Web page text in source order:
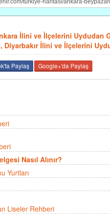
İlini ve İlçelerini Uydudan
Diyarbakır İlini ve İlçelerini
Paylaş Google+'da Paylaş
Nasıl Alınır?
Yurtları
Liseler Rehberi